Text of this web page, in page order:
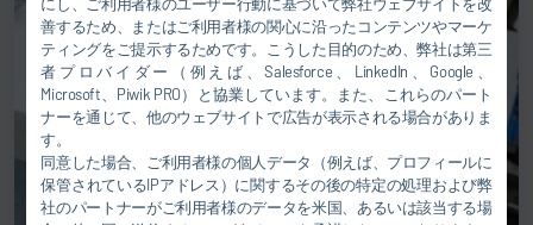
善するため、またはご利用者様の関心に沿ったコンテンツやマーケ
ティングをご提示するためです。こうした目的のため、弊社は第三
者プロバイダー（例えば、Salesforce、LinkedIn、Google、
Microsoft、Piwik PRO）と協業しています。また、これらのパート
ナーを通じて、他のウェブサイトで広告が表示される場合がありま
す。
同意した場合、ご利用者様の個人データ（例えば、プロフィールに
保管されているIPアドレス）に関するその後の特定の処理および弊
社のパートナーがご利用者様のデータを米国、あるいは該当する場